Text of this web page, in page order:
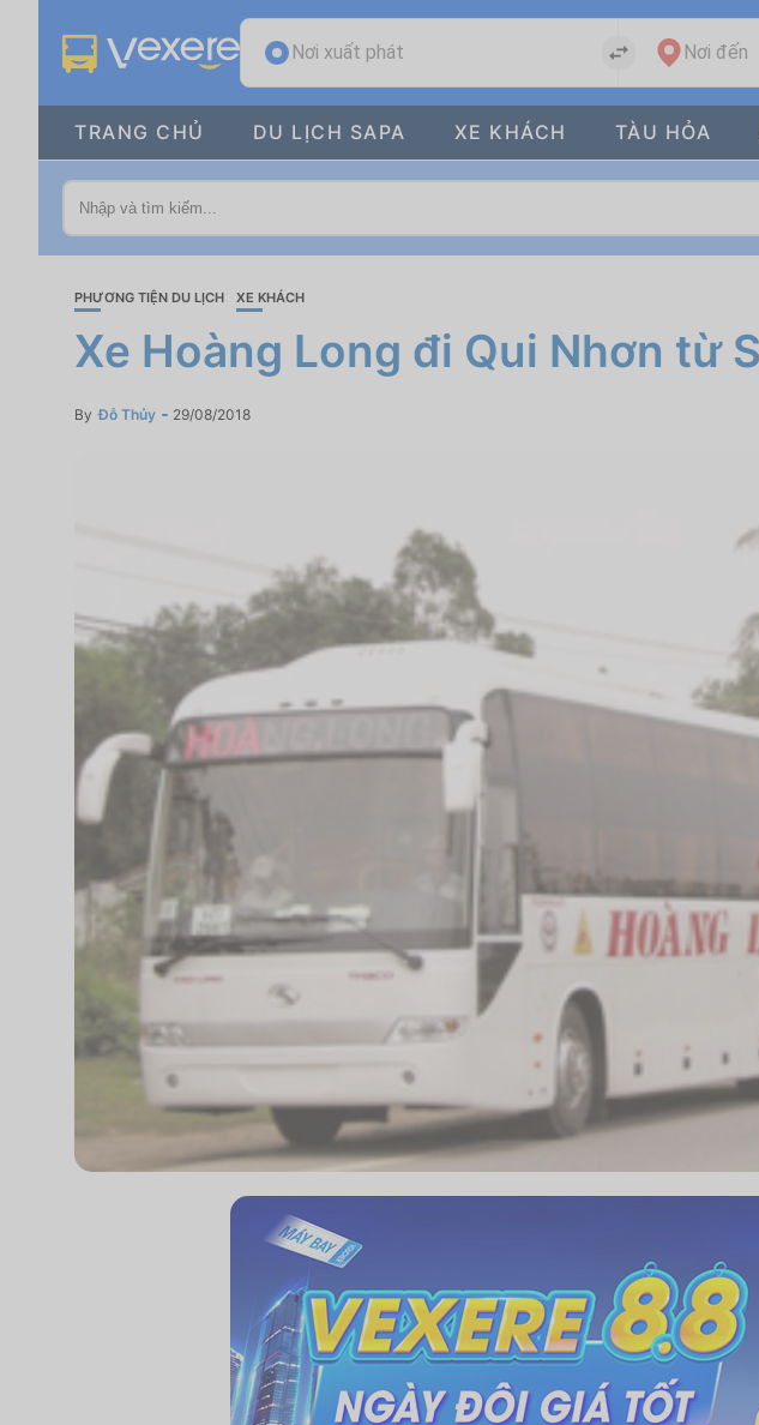
Nơi xuất phát Nơi đến
TRANG CHỦ DU LỊCH SAPA XE KHÁCH TÀU HỎA
PHƯƠNG TIỆN DU LỊCH XE KHÁCH
Xe Hoàng Long đi Qui Nhơn từ
By Đỗ Thủy 29/08/2018